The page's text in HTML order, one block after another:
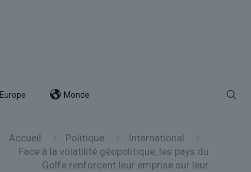
Europe Monde
Accueil Politique
International
Face à la volatilité géopolitique, les pays du
Golfe renforcent leur emprise sur leur